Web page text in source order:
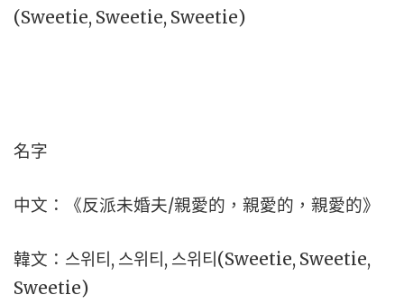
(Sweetie, Sweetie, Sweetie)
名字
中文：《反派未婚夫/親愛的，親愛的，親愛的》
韓文：스위티, 스위티, 스위티(Sweetie, Sweetie,
Sweetie)